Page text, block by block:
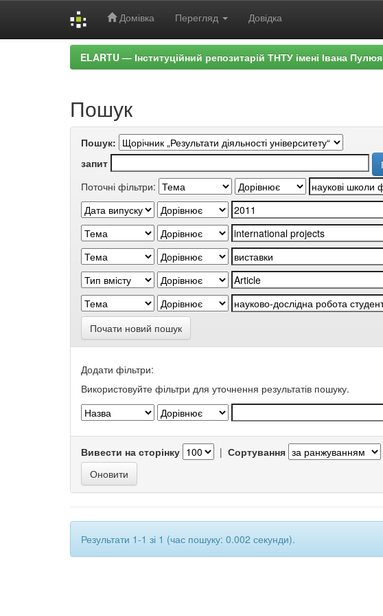
Домівка Перегляд Довідка
ELARTU — Інституційний репозитарій ТНТУ імені Івана Пулюя
Пошук
Пошук:
запит
Поточні фільтри:
Почати новий пошук
Додати фільтри:
Використовуйте фільтри для уточнення результатів пошуку.
Вивести на сторінку | Сортування
Результати 1-1 зі 1 (час пошуку: 0.002 секунди).